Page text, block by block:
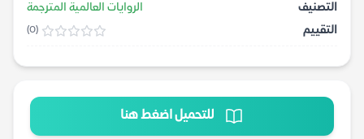
التصنيف
الروايات العالمية المترجمة
التقييم
(0)
للتحميل اضغط هنا